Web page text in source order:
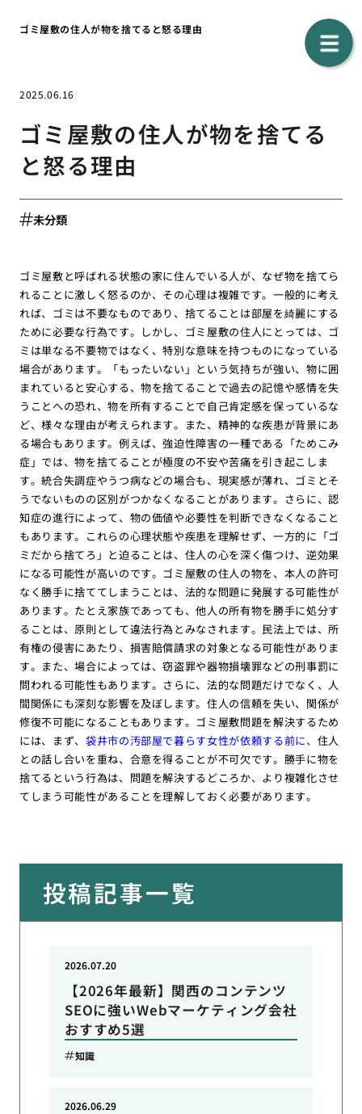
ゴミ屋敷の住人が物を捨てると怒る理由
2025.06.16
ゴミ屋敷の住人が物を捨てる
と怒る理由
未分類
ゴミ屋敷と呼ばれる状態の家に住んでいる人が、なぜ物を捨てら
れることに激しく怒るのか、その心理は複雑です。一般的に考え
れば、ゴミは不要なものであり、捨てることは部屋を綺麗にする
ために必要な行為です。しかし、ゴミ屋敷の住人にとっては、ゴ
ミは単なる不要物ではなく、特別な意味を持つものになっている
場合があります。「もったいない」という気持ちが強い、物に囲
まれていると安心する、物を捨てることで過去の記憶や感情を失
うことへの恐れ、物を所有することで自己肯定感を保っているな
ど、様々な理由が考えられます。また、精神的な疾患が背景にあ
る場合もあります。例えば、強迫性障害の一種である「ためこみ
症」では、物を捨てることが極度の不安や苦痛を引き起こしま
す。統合失調症やうつ病などの場合も、現実感が薄れ、ゴミとそ
うでないものの区別がつかなくなることがあります。さらに、認
知症の進行によって、物の価値や必要性を判断できなくなること
もあります。これらの心理状態や疾患を理解せず、一方的に「ゴ
ミだから捨てろ」と迫ることは、住人の心を深く傷つけ、逆効果
になる可能性が高いのです。ゴミ屋敷の住人の物を、本人の許可
なく勝手に捨ててしまうことは、法的な問題に発展する可能性が
あります。たとえ家族であっても、他人の所有物を勝手に処分す
ることは、原則として違法行為とみなされます。民法上では、所
有権の侵害にあたり、損害賠償請求の対象となる可能性がありま
す。また、場合によっては、窃盗罪や器物損壊罪などの刑事罰に
問われる可能性もあります。さらに、法的な問題だけでなく、人
間関係にも深刻な影響を及ぼします。住人の信頼を失い、関係が
修復不可能になることもあります。ゴミ屋敷問題を解決するため
には、まず、 袋井市の汚部屋で暮らす女性が依頼する前に、 住人
との話し合いを重ね、合意を得ることが不可欠です。勝手に物を
捨てるという行為は、問題を解決するどころか、より複雑化させ
てしまう可能性があることを理解しておく必要があります。
投稿記事一覧
【2026年最新】関西のコンテンツ
SEOに強いWebマーケティング会社
おすすめ5選
2026.07.20
知識
2026.06.29